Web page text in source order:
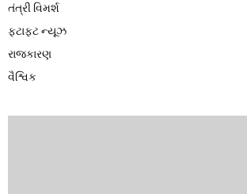
તંત્રી વિમર્શ
ફટાફટ ન્યૂઝ
રાજકારણ
વૈશ્વિક